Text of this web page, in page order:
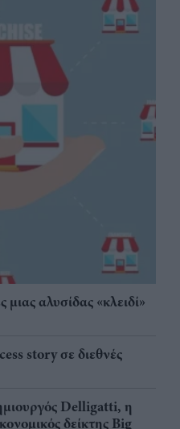
αλυσίδας «κλειδί»
story σε διεθνές
Delligatti, η
δείκτης Big